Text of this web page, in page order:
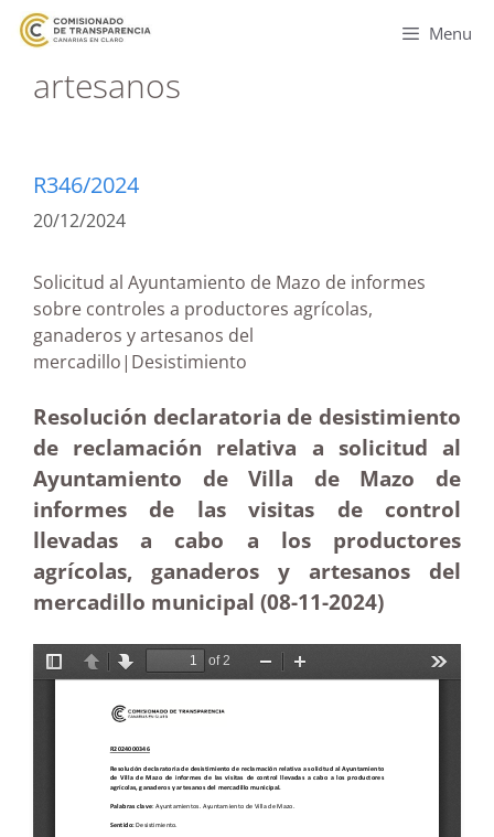
Menu
artesanos
R346/2024
20/12/2024
Solicitud al Ayuntamiento de Mazo de informes
sobre controles a productores agrícolas,
ganaderos y artesanos del
mercadillo|Desistimiento
Resolución declaratoria de desistimiento
de reclamación relativa a solicitud al
Ayuntamiento de Villa de Mazo de
informes de las visitas de control
llevadas a cabo a los productores
agrícolas, ganaderos y artesanos del
mercadillo municipal (08-11-2024)